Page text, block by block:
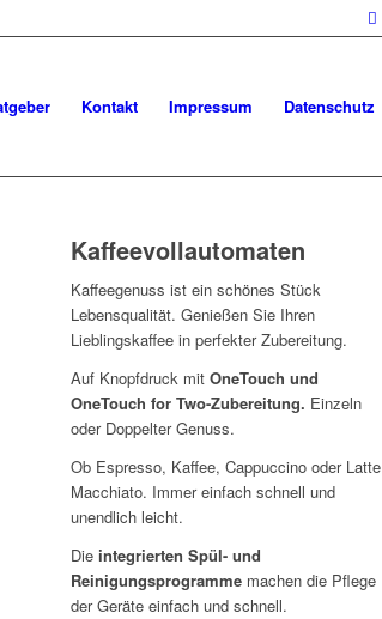
Kontakt Impressum Datenschutz
Kaffeevollautomaten
Kaffeegenuss ist ein schönes Stück
Lebensqualität. Genießen Sie Ihren
Lieblingskaffee in perfekter Zubereitung.
Auf Knopfdruck mitOneTouch und
OneTouch for Two-Zubereitung. Einzeln
oder Doppelter Genuss.
Ob Espresso, Kaffee, Cappuccino oder Latte
Macchiato. Immer einfach schnell und
unendlich leicht.
Die integrierten Spül- und
Reinigungsprogramme machen die Pflege
der Geräte einfach und schnell.